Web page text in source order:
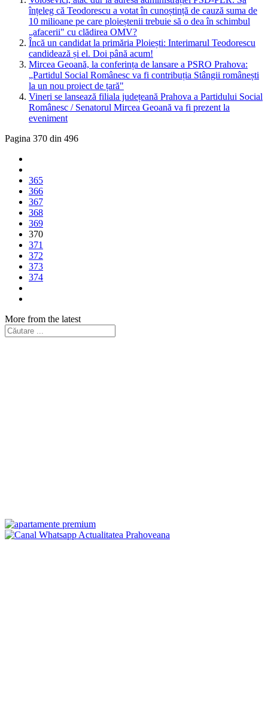
înțeleg că Teodorescu a votat în cunoștință de cauză suma de
10 milioane pe care ploieștenii trebuie să o dea în schimbul
„afacerii" cu clădirea OMV?
Încă un candidat la primăria Ploiești: Interimarul Teodorescu
candidează și el. Doi până acum!
Mircea Geoană, la conferința de lansare a PSRO Prahova:
„Partidul Social Românesc va fi contribuția Stângii românești
la un nou proiect de țară"
Vineri se lansează filiala județeană Prahova a Partidului Social
Românesc / Senatorul Mircea Geoană va fi prezent la
eveniment
Pagina 370 din 496
365
366
367
368
369
370
371
372
373
374
More from the latest